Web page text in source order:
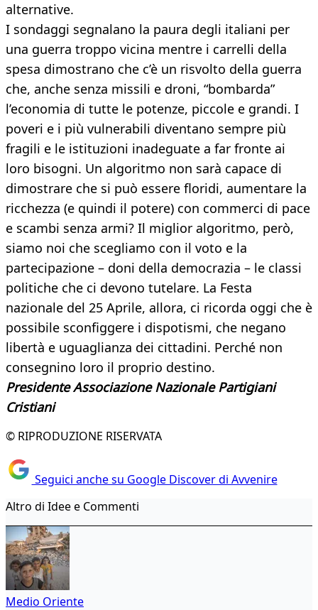
alternative.
I sondaggi segnalano la paura degli italiani per
una guerra troppo vicina mentre i carrelli della
spesa dimostrano che c’è un risvolto della guerra
che, anche senza missili e droni, “bombarda”
l’economia di tutte le potenze, piccole e grandi. I
poveri e i più vulnerabili diventano sempre più
fragili e le istituzioni inadeguate a far fronte ai
loro bisogni. Un algoritmo non sarà capace di
dimostrare che si può essere floridi, aumentare la
ricchezza (e quindi il potere) con commerci di pace
e scambi senza armi? Il miglior algoritmo, però,
siamo noi che scegliamo con il voto e la
partecipazione – doni della democrazia – le classi
politiche che ci devono tutelare. La Festa
nazionale del 25 Aprile, allora, ci ricorda oggi che è
possibile sconfiggere i dispotismi, che negano
libertà e uguaglianza dei cittadini. Perché non
consegnino loro il proprio destino.
Presidente Associazione Nazionale Partigiani
Cristiani
© RIPRODUZIONE RISERVATA
Seguici anche su Google Discover di Avvenire
Altro di Idee e Commenti
Medio Oriente